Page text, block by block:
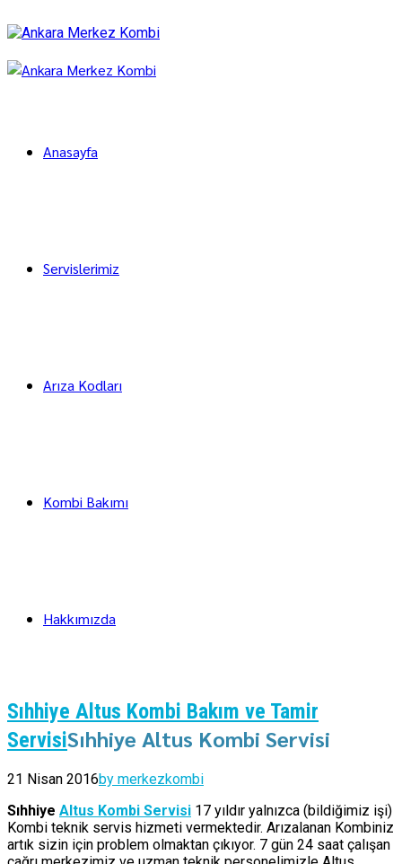
Anasayfa
Servislerimiz
Arıza Kodları
Kombi Bakımı
Hakkımızda
Sıhhiye Altus Kombi Bakım ve Tamir
ServisiSıhhiye Altus Kombi Servisi
21 Nisan 2016by merkezkombi
Sıhhiye Altus Kombi Servisi 17 yıldır yalnızca (bildiğimiz işi)
Kombi teknik servis hizmeti vermektedir. Arızalanan Kombiniz
artık sizin için problem olmaktan çıkıyor. 7 gün 24 saat çalışan